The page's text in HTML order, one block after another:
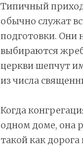
Типичный
обычно служат
подготовки. Они
выбираются
церкви шепчут
из числа
Когда
одном доме, она
такой как дорога